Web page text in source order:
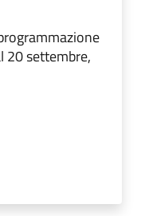
20 settembre,